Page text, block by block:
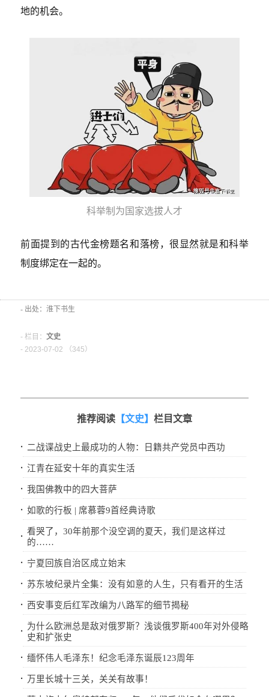
地的机会。
科举制为国家选拔人才
前面提到的古代金榜题名和落榜，很显然就是和科举
制度绑定在一起的。
- 出处：淮下书生
- 栏目： 文史
- 2023-07-02 （345）
推荐阅读 【文史】 栏目文章
· 二战谍战史上最成功的人物：日籍共产党员中西功
· 江青在延安十年的真实生活
· 我国佛教中的四大菩萨
· 如歌的行板 | 席慕蓉9首经典诗歌
· 看哭了，30年前那个没空调的夏天，我们是这样过
的……
· 宁夏回族自治区成立始末
· 苏东坡纪录片全集：没有如意的人生，只有看开的生活
· 西安事变后红军改编为八路军的细节揭秘
· 为什么欧洲总是敌对俄罗斯？浅谈俄罗斯400年对外侵略
史和扩张史
· 缅怀伟人毛泽东！纪念毛泽东诞辰123周年
· 万里长城十三关，关关有故事！